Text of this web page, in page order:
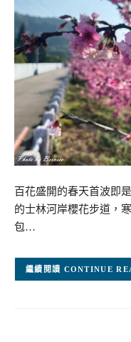
百花盛開的春天首波即
的士林河岸櫻花步道，
包…
CONTINUE